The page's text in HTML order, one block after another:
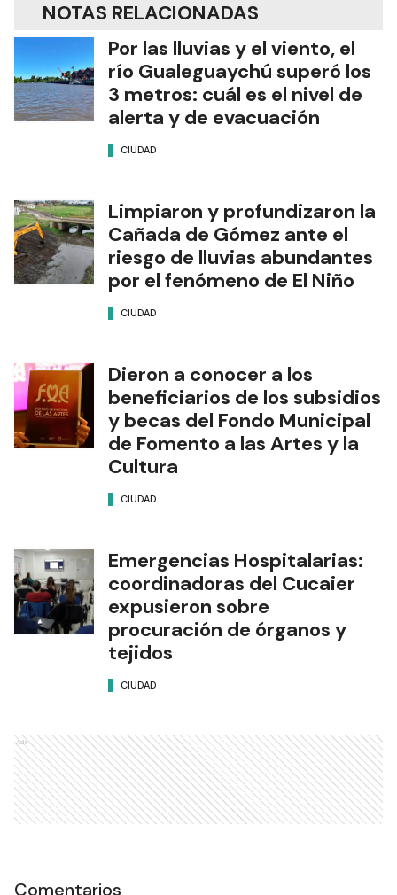
NOTAS RELACIONADAS
Por las lluvias y el viento, el
río Gualeguaychú superó los
3 metros: cuál es el nivel de
alerta y de evacuación
CIUDAD
Limpiaron y profundizaron la
Cañada de Gómez ante el
riesgo de lluvias abundantes
por el fenómeno de El Niño
CIUDAD
Dieron a conocer a los
beneficiarios de los subsidios
y becas del Fondo Municipal
de Fomento a las Artes y la
Cultura
CIUDAD
Emergencias Hospitalarias:
coordinadoras del Cucaier
expusieron sobre
procuración de órganos y
tejidos
CIUDAD
Ads
Comentarios